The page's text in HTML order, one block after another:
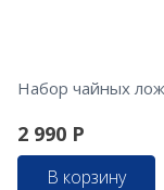
Набор чайных
2 990 Р
В корзину